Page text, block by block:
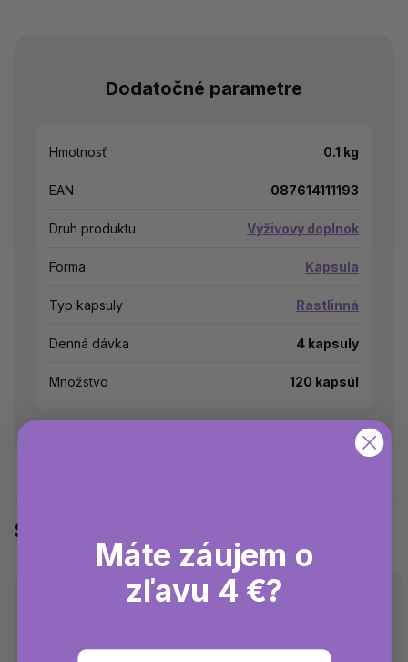
Dodatočné parametre
Hmotnosť 0.1 kg
EAN 087614111193
Druh produktu Výživový doplnok
Forma Kapsula
Typ kapsuly Rastlinná
Denná dávka 4 kapsuly
Množstvo 120 kapsúl
Súvisiaci tovar
Máte záujem o
zľavu 4 €?